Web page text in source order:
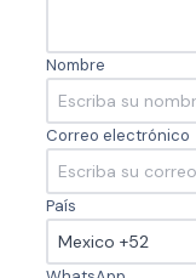
Nombre
Correo electrónico
País